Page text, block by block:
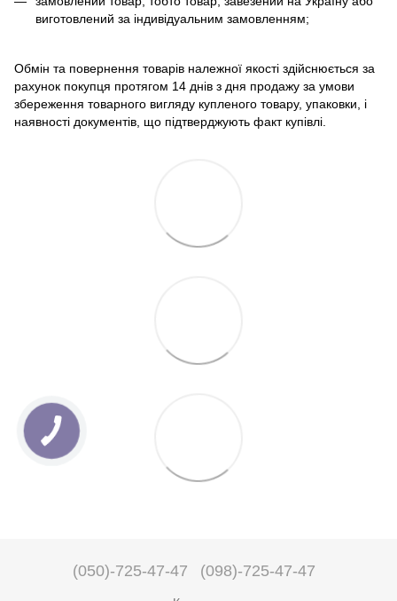
виготовлений за індивідуальним замовленням;
Обмін та повернення товарів належної якості здійснюється за
рахунок покупця протягом 14 днів з дня продажу за умови
збереження товарного вигляду купленого товару, упаковки, і
наявності документів, що підтверджують факт купівлі.
(050)-725-47-47 (098)-725-47-47